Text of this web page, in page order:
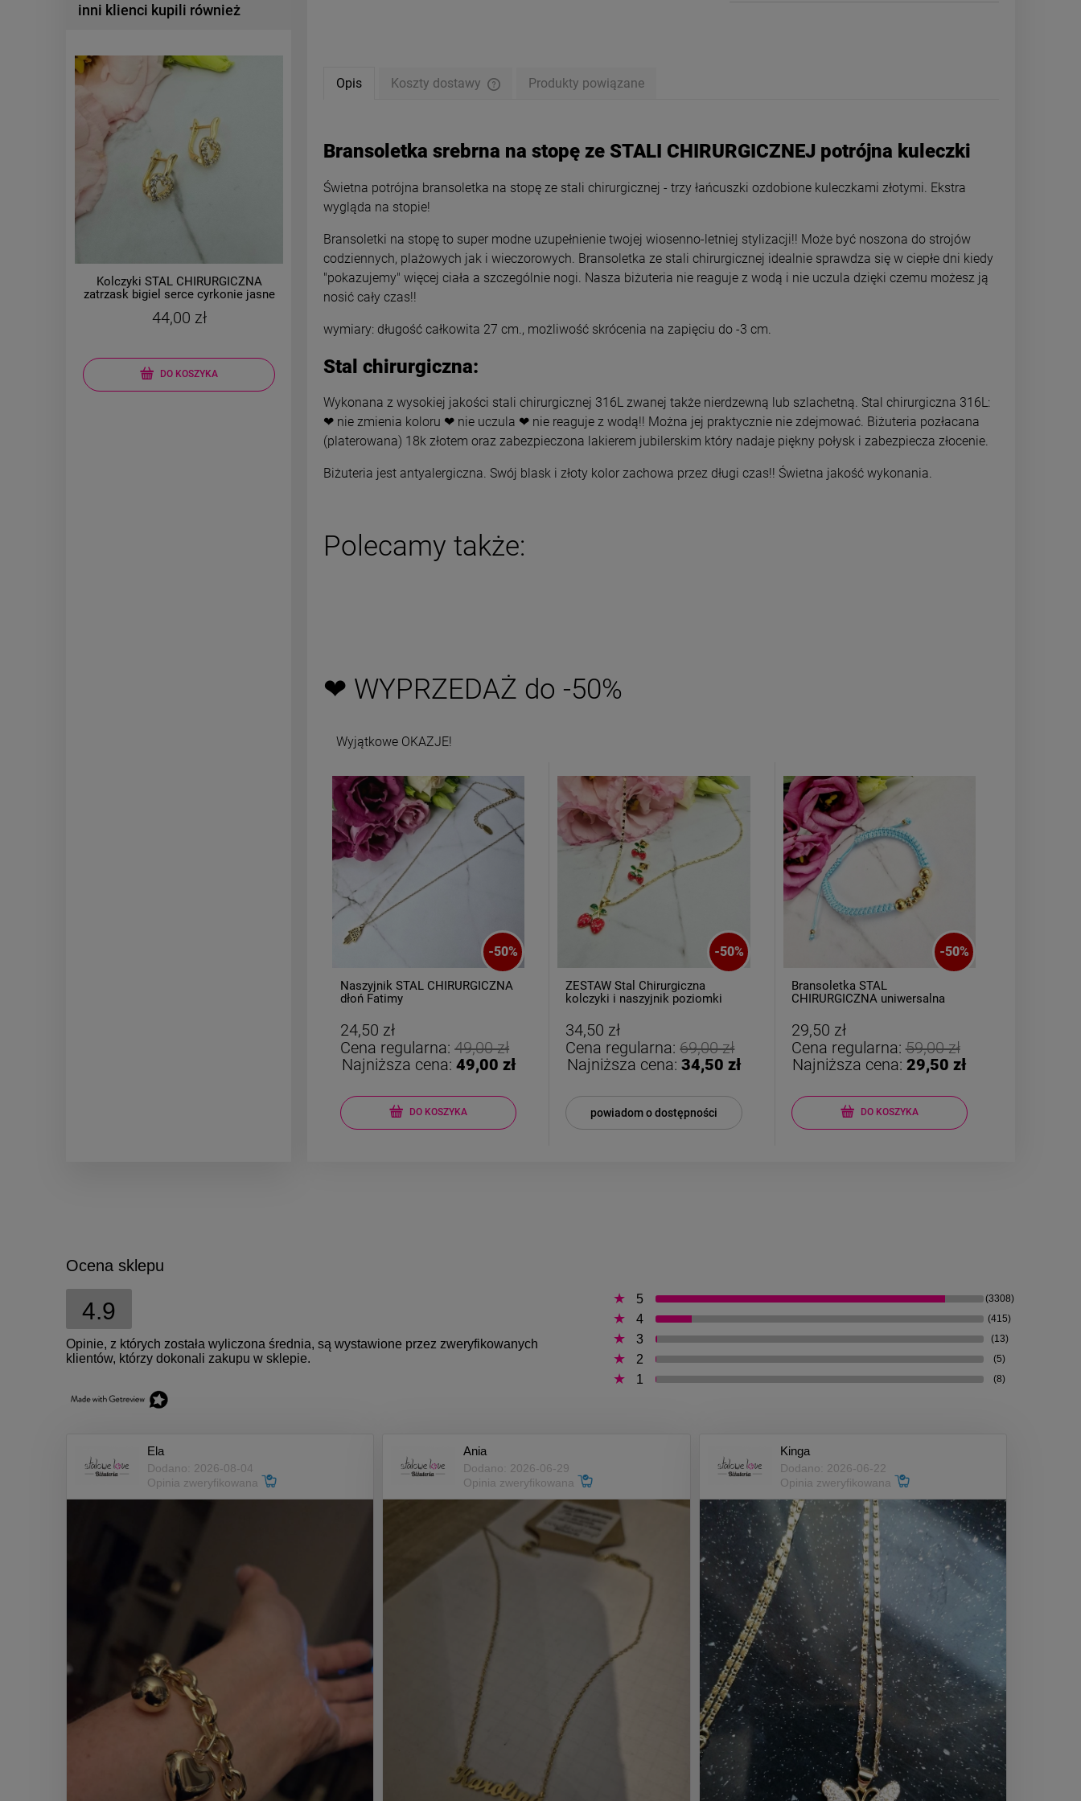
inni klienci kupili również
Kolczyki STAL CHIRURGICZNA
zatrzask bigiel serce cyrkonie jasne
44,00 zł
DO KOSZYKA
Bransoletka na stopę STAL
CHIRURGICZNA perełki kolorowe
DO KOSZYKA
Bransoletka na stopę STAL
Naszyjnik STAL CHIRURGICZNA
Opis Koszty dostawy Produkty powiązane
Bransoletka srebrna na stopę ze STALI CHIRURGICZNEJ potrójna kuleczki
Świetna potrójna bransoletka na stopę ze stali chirurgicznej - trzy łańcuszki ozdobione kuleczkami złotymi. Ekstra
wygląda na stopie!
Bransoletki na stopę to super modne uzupełnienie twojej wiosenno-letniej stylizacji!! Może być noszona do strojów
codziennych, plażowych jak i wieczorowych. Bransoletka ze stali chirurgicznej idealnie sprawdza się w ciepłe dni kiedy
"pokazujemy" więcej ciała a szczególnie nogi. Nasza biżuteria nie reaguje z wodą i nie uczula dzięki czemu możesz ją
nosić cały czas!!
wymiary: długość całkowita 27 cm., możliwość skrócenia na zapięciu do -3 cm.
Stal chirurgiczna:
Wykonana z wysokiej jakości stali chirurgicznej 316L zwanej także nierdzewną lub szlachetną. Stal chirurgiczna 316L:
❤ nie zmienia koloru ❤ nie uczula ❤ nie reaguje z wodą!! Można jej praktycznie nie zdejmować. Biżuteria pozłacana
(platerowana) 18k złotem oraz zabezpieczona lakierem jubilerskim który nadaje piękny połysk i zabezpiecza złocenie.
Biżuteria jest antyalergiczna. Swój blask i złoty kolor zachowa przez długi czas!! Świetna jakość wykonania.
Polecamy także:
❤ WYPRZEDAŻ do -50%
Wyjątkowe OKAZJE!
-50%
Naszyjnik STAL CHIRURGICZNA
dłoń Fatimy
24,50 zł
Cena regularna:49,00 zł
Najniższa cena: 49,00 zł
DO KOSZYKA
-50%
ZESTAW Stal Chirurgiczna
kolczyki i naszyjnik poziomki
34,50 zł
Cena regularna:69,00 zł
Najniższa cena: 34,50 zł
powiadom o dostępności
-50%
Bransoletka STAL
CHIRURGICZNA uniwersalna
29,50 zł
Cena regularna:59,00 zł
Najniższa cena:29,50 zł
DO KOSZYKA
Ocena sklepu
4.9
Opinie, z których została wyliczona średnia, są wystawione przez zweryfikowanych
klientów, którzy dokonali zakupu w sklepie.
5 (3308)
4 (415)
3 (13)
2 (5)
1 (8)
Ela
Dodano: 2026-08-04
Opinia zweryfikowana
Ania
Dodano: 2026-06-29
Opinia zweryfikowana
Kinga
Dodano: 2026-06-22
Opinia zweryfikowana